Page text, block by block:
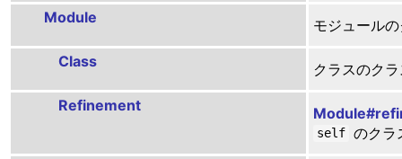
Module モジュール
Class クラスのク
Refinement
self のクラ